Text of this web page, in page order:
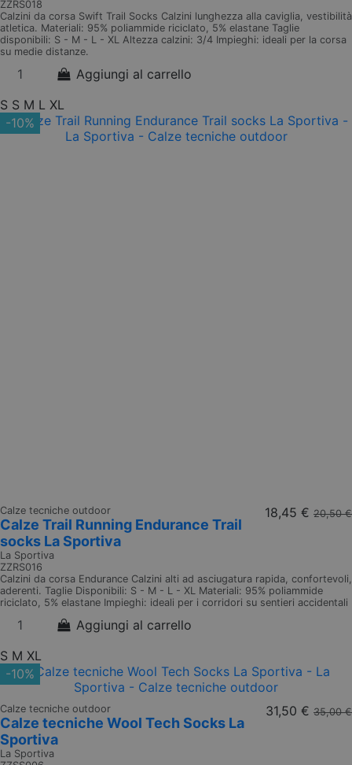
ZZRS018
Calzini da corsa Swift Trail Socks Calzini lunghezza alla caviglia, vestibilità
atletica. Materiali: 95% poliammide riciclato, 5% elastane Taglie
disponibili: S - M - L - XL Altezza calzini: 3/4 Impieghi: ideali per la corsa
su medie distanze.
Aggiungi al carrello
S S M L XL
-10%
Calze tecniche outdoor
Calze Trail Running Endurance Trail
socks La Sportiva
La Sportiva
ZZRS016
18,45 € 20,50 €
Calzini da corsa Endurance Calzini alti ad asciugatura rapida, confortevoli,
aderenti. Taglie Disponibili: S - M - L - XL Materiali: 95% poliammide
riciclato, 5% elastane Impieghi: ideali per i corridori su sentieri accidentali
Aggiungi al carrello
S M XL
-10%
Calze tecniche outdoor
Calze tecniche Wool Tech Socks La
Sportiva
La Sportiva
31,50 € 35,00 €